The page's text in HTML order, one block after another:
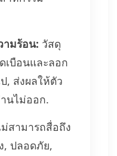
ามร้อน: วัสดุ
เบือนและลอก
, ส่งผลให้ตัว
นไม่ออก.
สามารถสื่อถึง
, ปลอดภัย,